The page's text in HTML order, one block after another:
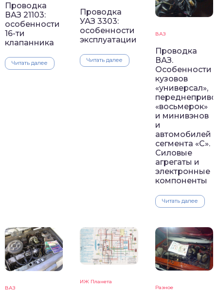
Проводка
ВАЗ 21103:
особенности
16-ти
клапанника
Читать далее
Проводка
УАЗ 3303:
особенности
эксплуатации
Читать далее
ВАЗ
Проводка
ВАЗ.
Особенности
кузовов
«универсал»,
«восьмерок»
и минивэнов
и
автомобилей
сегмента «C».
Силовые
агрегаты и
электронные
компоненты
Читать далее
ВАЗ
ИЖ Планета
Разное